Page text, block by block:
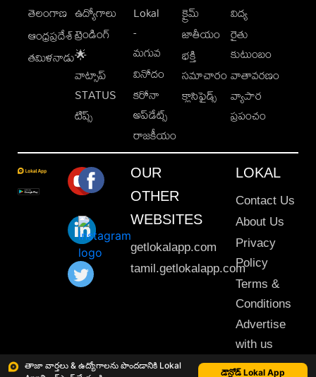
తాజా వార్తలు & ఉద్యోగాలను పొందడానికి Lokal
డౌన్లోడ్ Lokal App
తెలంగాణ
ఆంధ్రప్రదేశ్
తమిళనాడు
ఉద్యోగాలు
ట్రెండింగ్
🌟
వాట్సాప్
STATUS
టిప్స్
Lokal
-
మగువ
వినోదం
కరోనా
అప్‌డేట్స్
రాజకీయం
క్రైమ్
జాతీయం
భక్తి
సమాచారం
క్లాసిఫైడ్స్
విద్య
రైతు
కుటుంబం
వాతావరణం
వ్యాపార
ప్రపంచం
OUR
OTHER
WEBSITES
getlokalapp.com
tamil.getlokalapp.com
LOKAL
Contact Us
About Us
Privacy
Policy
Terms &
Conditions
Advertise
with us
Sitemap